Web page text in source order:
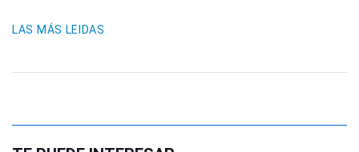
LAS MÁS LEIDAS